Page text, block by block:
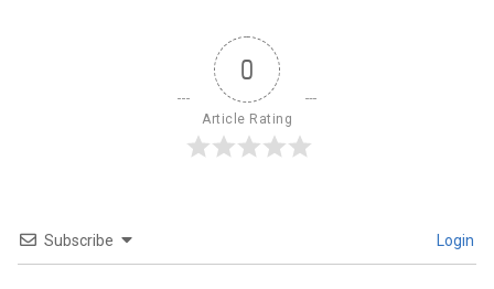
0
Article Rating
Subscribe Login